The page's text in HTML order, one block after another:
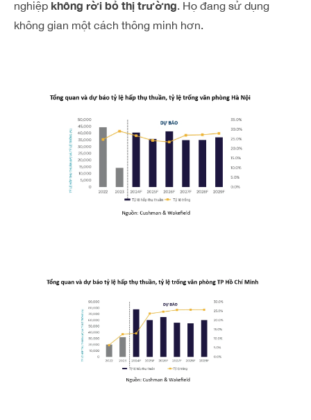
nghiệp không rời bỏ thị trường. Họ đang sử dụng
không gian một cách thông minh hơn.